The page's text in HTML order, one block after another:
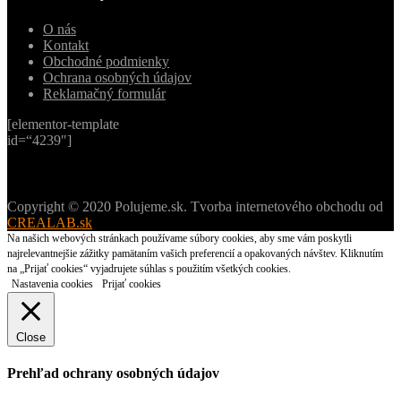
O nás
Kontakt
Obchodné podmienky
Ochrana osobných údajov
Reklamačný formulár
[elementor-template
id=“4239″]
Copyright © 2020 Polujeme.sk. Tvorba internetového obchodu od
CREALAB.sk
Na našich webových stránkach používame súbory cookies, aby sme vám poskytli
najrelevantnejšie zážitky pamätaním vašich preferencií a opakovaných návštev. Kliknutím
na „Prijať cookies“ vyjadrujete súhlas s použitím všetkých cookies.
Nastavenia cookies
Prijať cookies
Close
Prehľad ochrany osobných údajov